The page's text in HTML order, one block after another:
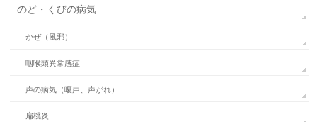
のど・くびの病気
かぜ（風邪）
咽喉頭異常感症
声の病気（嗄声、声がれ）
扁桃炎